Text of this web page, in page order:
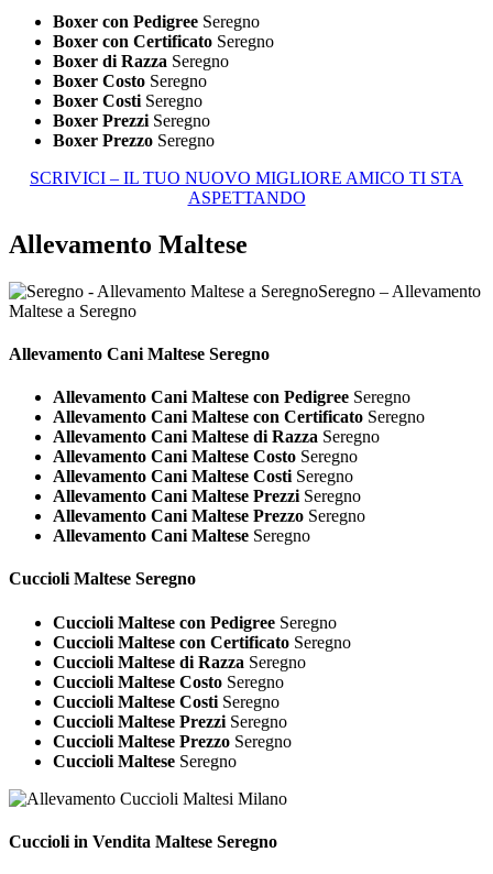
Boxer con Pedigree Seregno
Boxer con Certificato Seregno
Boxer di Razza Seregno
Boxer Costo Seregno
Boxer Costi Seregno
Boxer Prezzi Seregno
Boxer Prezzo Seregno
SCRIVICI – IL TUO NUOVO MIGLIORE AMICO TI STA
ASPETTANDO
Allevamento Maltese
Seregno – Allevamento
Maltese a Seregno
Allevamento Cani Maltese Seregno
Allevamento Cani Maltese con Pedigree Seregno
Allevamento Cani Maltese con Certificato Seregno
Allevamento Cani Maltese di Razza Seregno
Allevamento Cani Maltese Costo Seregno
Allevamento Cani Maltese Costi Seregno
Allevamento Cani Maltese Prezzi Seregno
Allevamento Cani Maltese Prezzo Seregno
Allevamento Cani Maltese Seregno
Cuccioli Maltese Seregno
Cuccioli Maltese con Pedigree Seregno
Cuccioli Maltese con Certificato Seregno
Cuccioli Maltese di Razza Seregno
Cuccioli Maltese Costo Seregno
Cuccioli Maltese Costi Seregno
Cuccioli Maltese Prezzi Seregno
Cuccioli Maltese Prezzo Seregno
Cuccioli Maltese Seregno
Cuccioli in Vendita Maltese Seregno